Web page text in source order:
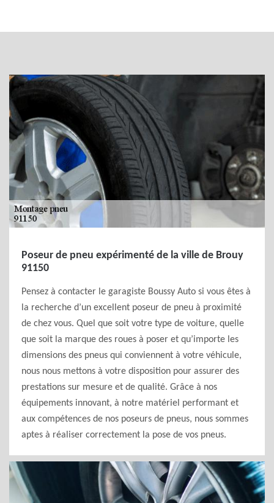
Poseur de pneu expérimenté de la ville de Brouy
91150
Pensez à contacter le garagiste Boussy Auto si vous êtes à
la recherche d’un excellent poseur de pneu à proximité
de chez vous. Quel que soit votre type de voiture, quelle
que soit la marque des roues à poser et qu’importe les
dimensions des pneus qui conviennent à votre véhicule,
nous nous mettons à votre disposition pour assurer des
prestations sur mesure et de qualité. Grâce à nos
équipements innovant, à notre matériel performant et
aux compétences de nos poseurs de pneus, nous sommes
aptes à réaliser correctement la pose de vos pneus.